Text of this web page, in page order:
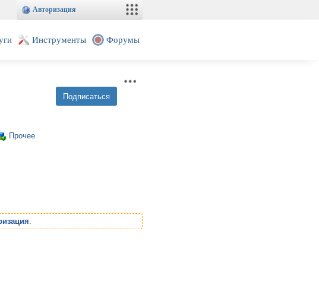
Авторизация
Инструменты Форумы
Прочее
.